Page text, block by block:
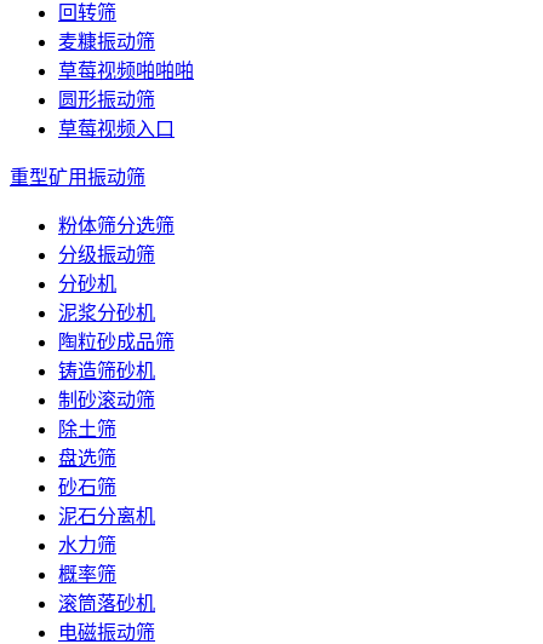
回转筛
麦糠振动筛
草莓视频啪啪啪
圆形振动筛
草莓视频入口
重型矿用振动筛
粉体筛分选筛
分级振动筛
分砂机
泥浆分砂机
陶粒砂成品筛
铸造筛砂机
制砂滚动筛
除土筛
盘选筛
砂石筛
泥石分离机
水力筛
概率筛
滚筒落砂机
电磁振动筛